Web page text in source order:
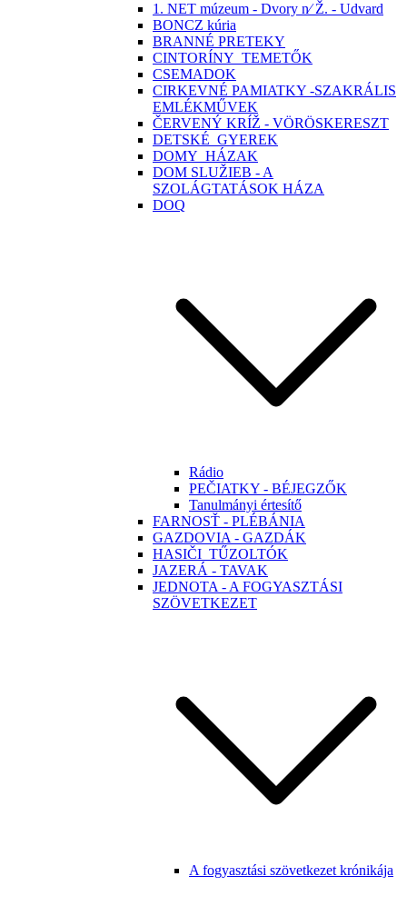
1. NET múzeum - Dvory n⁄ Ž. - Udvard
BONCZ kúria
BRANNÉ PRETEKY
CINTORÍNY_TEMETŐK
CSEMADOK
CIRKEVNÉ PAMIATKY -SZAKRÁLIS
EMLÉKMŰVEK
ČERVENÝ KRÍŽ - VÖRÖSKERESZT
DETSKÉ_GYEREK
DOMY_HÁZAK
DOM SLUŽIEB - A
SZOLÁGTATÁSOK HÁZA
DOQ
Rádio
PEČIATKY - BÉJEGZŐK
Tanulmányi értesítő
FARNOSŤ - PLÉBÁNIA
GAZDOVIA - GAZDÁK
HASIČI_TŰZOLTÓK
JAZERÁ - TAVAK
JEDNOTA - A FOGYASZTÁSI
SZÖVETKEZET
A fogyasztási szövetkezet krónikája